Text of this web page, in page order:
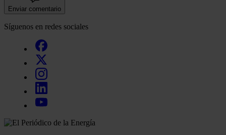
Enviar comentario
Síguenos en redes sociales